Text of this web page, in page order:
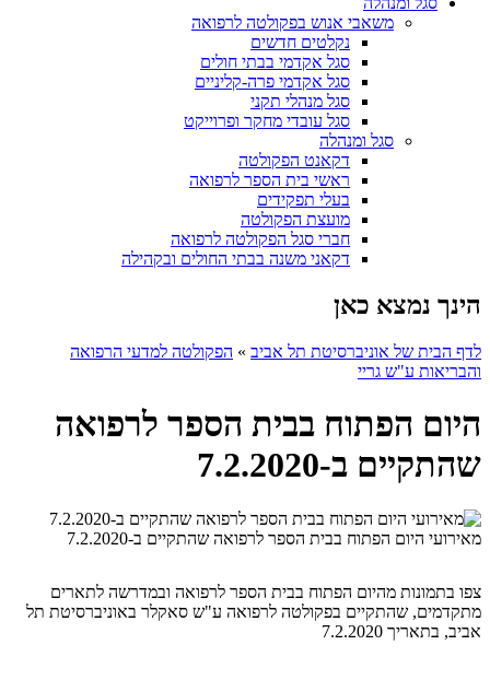
משאבי אנוש בפקולטה לרפואה
נקלטים חדשים
סגל אקדמי בבתי חולים
סגל אקדמי פרה-קליניים
סגל מנהלי תקני
סגל עובדי מחקר ופרוייקט
סגל ומנהלה
דקאנט הפקולטה
ראשי בית הספר לרפואה
בעלי תפקידים
מועצת הפקולטה
חברי סגל הפקולטה לרפואה
דקאני משנה בבתי החולים ובקהילה
הינך נמצא כאן
לדף הבית של אוניברסיטת תל אביב » הפקולטה למדעי הרפואה
והבריאות ע"ש גריי
היום הפתוח בבית הספר לרפואה
שהתקיים ב-7.2.2020
מאירועי היום הפתוח בבית הספר לרפואה שהתקיים ב-7.2.2020
צפו בתמונות מהיום הפתוח בבית הספר לרפואה ובמדרשה לתארים
מתקדמים, שהתקיים בפקולטה לרפואה ע"ש סאקלר באוניברסיטת תל
אביב, בתאריך 7.2.2020